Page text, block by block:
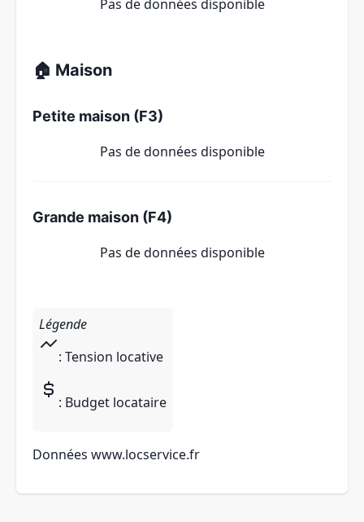
Pas de données disponible
🏠 Maison
Petite maison (F3)
Pas de données disponible
Grande maison (F4)
Pas de données disponible
Légende
: Tension locative
: Budget locataire
Données www.locservice.fr